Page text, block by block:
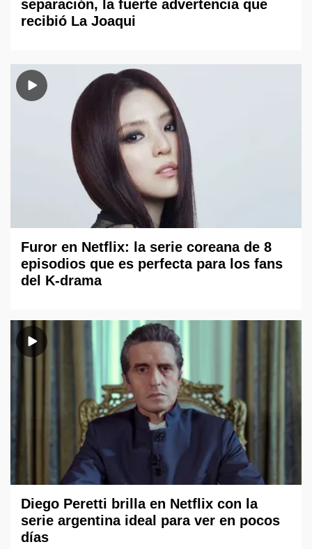
separación, la fuerte advertencia que
recibió La Joaqui
Furor en Netflix: la serie coreana de 8
episodios que es perfecta para los fans
del K-drama
Diego Peretti brilla en Netflix con la
serie argentina ideal para ver en pocos
días